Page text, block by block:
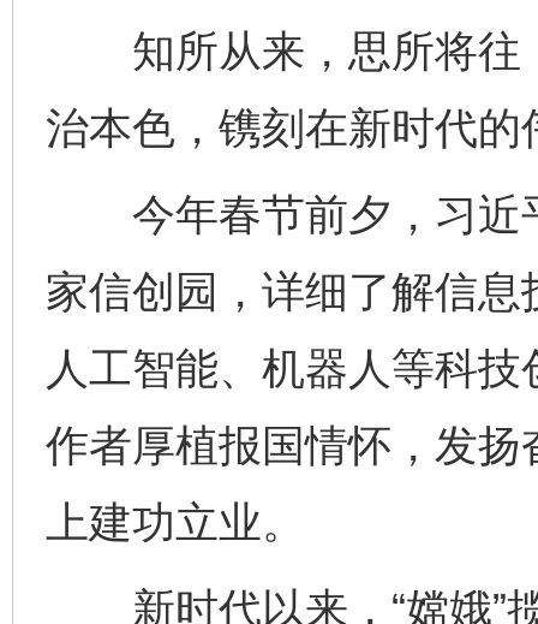
知所从来，思所将往
治本色，镌刻在新时代的
今年春节前夕，习近
家信创园，详细了解信
人工智能、机器人等科
作者厚植报国情怀，发
上建功立业。
新时代以来，“嫦娥”揽